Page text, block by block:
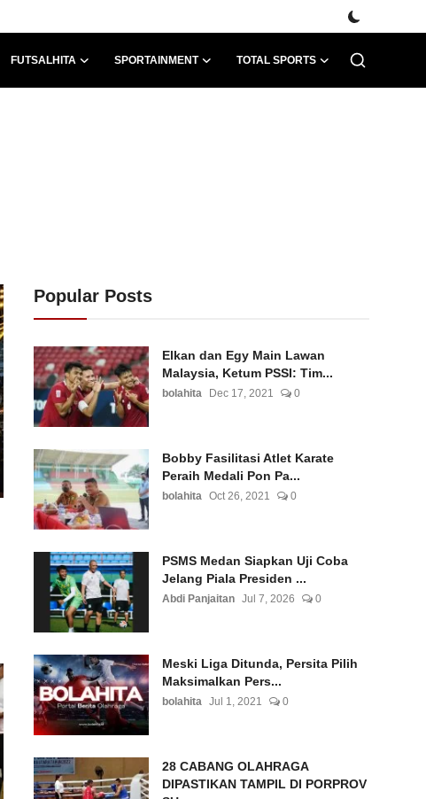
FUTSALHITA SPORTAINMENT TOTAL SPORTS
Popular Posts
Elkan dan Egy Main Lawan
Malaysia, Ketum PSSI: Tim...
bolahita Dec 17, 2021 0
Bobby Fasilitasi Atlet Karate
Peraih Medali Pon Pa...
bolahita Oct 26, 2021 0
PSMS Medan Siapkan Uji Coba
Jelang Piala Presiden ...
Abdi Panjaitan Jul 7, 2026 0
Meski Liga Ditunda, Persita Pilih
Maksimalkan Pers...
bolahita Jul 1, 2021 0
28 CABANG OLAHRAGA
DIPASTIKAN TAMPIL DI PORPROV